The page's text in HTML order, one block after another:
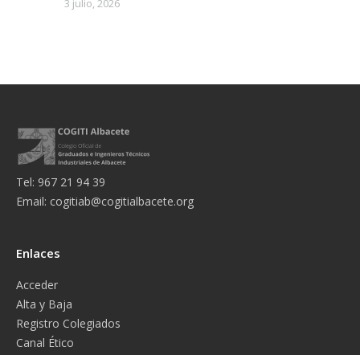
3 julio, 2026
Tel: 967 21 94 39
Email: cogitiab@cogitialbacete.org
Enlaces
Acceder
Alta y Baja
Registro Colegiados
Canal Ético